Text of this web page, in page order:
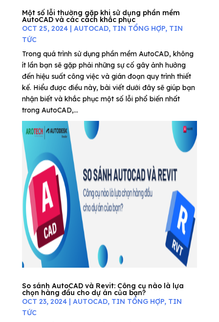
Một số lỗi thường gặp khi sử dụng phần mềm
AutoCAD và các cách khắc phục
OCT 25, 2024| AUTOCAD, TIN TỔNG HỢP, TIN
TỨC
Trong quá trình sử dụng phần mềm AutoCAD, không
ít lần bạn sẽ gặp phải những sự cố gây ảnh hưởng
đến hiệu suất công việc và gián đoạn quy trình thiết
kế. Hiểu được điều này, bài viết dưới đây sẽ giúp bạn
nhận biết và khắc phục một số lỗi phổ biến nhất
trong AutoCAD,...
So sánh AutoCAD và Revit: Công cụ nào là lựa
chọn hàng đầu cho dự án của bạn?
OCT 23, 2024| AUTOCAD, TIN TỔNG HỢP, TIN
TỨC